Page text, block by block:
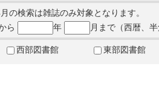
の検索は雑誌のみ対象となります。
ら 年 月まで（西暦、半
西部図書館 東部図書館